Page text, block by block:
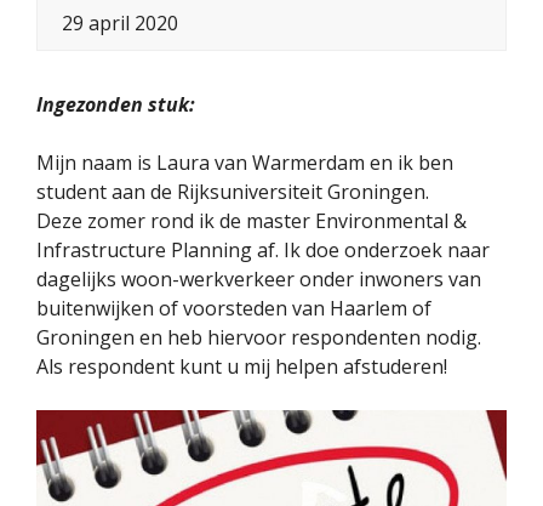
29 april 2020
Ingezonden stuk:
Mijn naam is Laura van Warmerdam en ik ben
student aan de Rijksuniversiteit Groningen.
Deze zomer rond ik de master Environmental &
Infrastructure Planning af. Ik doe onderzoek naar
dagelijks woon-werkverkeer onder inwoners van
buitenwijken of voorsteden van Haarlem of
Groningen en heb hiervoor respondenten nodig.
Als respondent kunt u mij helpen afstuderen!